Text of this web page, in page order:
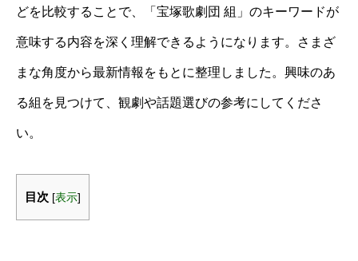
どを比較することで、「宝塚歌劇団 組」のキーワードが
意味する内容を深く理解できるようになります。さまざ
まな角度から最新情報をもとに整理しました。興味のあ
る組を見つけて、観劇や話題選びの参考にしてくださ
い。
目次 [表示]